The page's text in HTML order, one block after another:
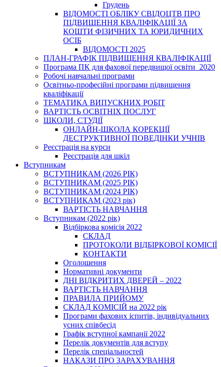
Грудень
ВІДОМОСТІ ОБЛІКУ СВІДОЦТВ ПРО
ПІДВИЩЕННЯ КВАЛІФІКАЦІЇ ЗА
КОШТИ ФІЗИЧНИХ ТА ЮРИДИЧНИХ
ОСІБ
ВІДОМОСТІ 2025
ПЛАН-ГРАФІК ПІДВИЩЕННЯ КВАЛІФІКАЦІЇ
Програма ПК для фахової передвищої освіти_2020
Робочі навчальні програми
Освітньо-професійні програми підвищення
кваліфікації
ТЕМАТИКА ВИПУСКНИХ РОБІТ
ВАРТІСТЬ ОСВІТНІХ ПОСЛУГ
ШКОЛИ, СТУДІЇ
ОНЛАЙН-ШКОЛА КОРЕКЦІЇ
ДЕСТРУКТИВНОЇ ПОВЕДІНКИ УЧНІВ
Реєстрація на курси
Реєстрація для шкіл
Вступникам
ВСТУПНИКАМ (2026 РІК)
ВСТУПНИКАМ (2025 РІК)
ВСТУПНИКАМ (2024 РІК)
ВСТУПНИКАМ (2023 рік)
ВАРТІСТЬ НАВЧАННЯ
Вступникам (2022 рік)
Відбіркова комісія 2022
СКЛАД
ПРОТОКОЛИ ВІДБІРКОВОЇ КОМІСІЇ
КОНТАКТИ
Оголошення
Нормативні документи
ДНІ ВІДКРИТИХ ДВЕРЕЙ – 2022
ВАРТІСТЬ НАВЧАННЯ
ПРАВИЛА ПРИЙОМУ
СКЛАД КОМІСІЙ на 2022 рік
Програми фахових іспитів, індивідуальних
усних співбесід
Графік вступної кампанії 2022
Перелік документів для вступу
Перелік спеціальностей
НАКАЗИ ПРО ЗАРАХУВАННЯ